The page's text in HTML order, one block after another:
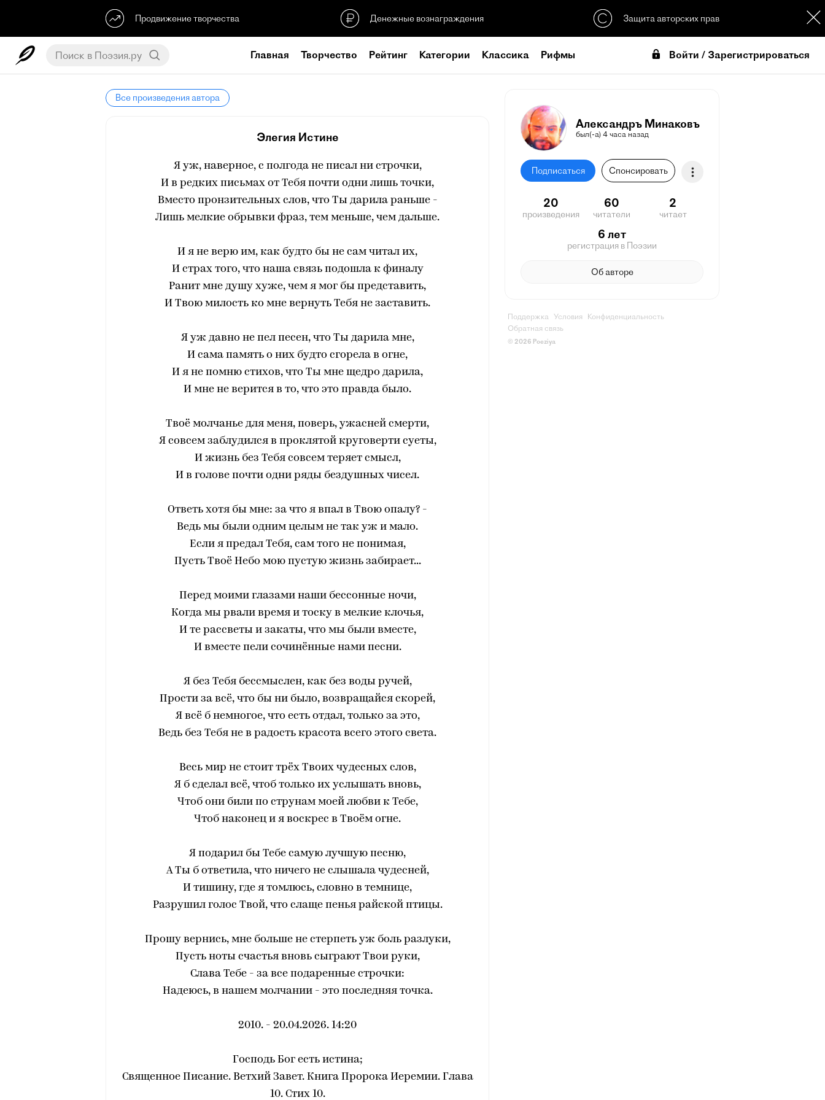
Продвижение творчества Денежные вознаграждения Защита авторских прав
Главная Творчество Рейтинг Категории Классика Рифмы Войти / Зарегистрироваться
Все произведения автора
Элегия Истине
Я уж, наверное, с полгода не писал ни строчки,
И в редких письмах от Тебя почти одни лишь точки,
Вместо пронзительных слов, что Ты дарила раньше -
Лишь мелкие обрывки фраз, тем меньше, чем дальше.
И я не верю им, как будто бы не сам читал их,
И страх того, что наша связь подошла к финалу
Ранит мне душу хуже, чем я мог бы представить,
И Твою милость ко мне вернуть Тебя не заставить.
Я уж давно не пел песен, что Ты дарила мне,
И сама память о них будто сгорела в огне,
И я не помню стихов, что Ты мне щедро дарила,
И мне не верится в то, что это правда было.
Твоё молчанье для меня, поверь, ужасней смерти,
Я совсем заблудился в проклятой круговерти суеты,
И жизнь без Тебя совсем теряет смысл,
И в голове почти одни ряды бездушных чисел.
Ответь хотя бы мне: за что я впал в Твою опалу? -
Ведь мы были одним целым не так уж и мало.
Если я предал Тебя, сам того не понимая,
Пусть Твоё Небо мою пустую жизнь забирает...
Перед моими глазами наши бессонные ночи,
Когда мы рвали время и тоску в мелкие клочья,
И те рассветы и закаты, что мы были вместе,
И вместе пели сочинённые нами песни.
Я без Тебя бессмыслен, как без воды ручей,
Прости за всё, что бы ни было, возвращайся скорей,
Я всё б немногое, что есть отдал, только за это,
Ведь без Тебя не в радость красота всего этого света.
Весь мир не стоит трёх Твоих чудесных слов,
Я б сделал всё, чтоб только их услышать вновь,
Чтоб они били по струнам моей любви к Тебе,
Чтоб наконец и я воскрес в Твоём огне.
Я подарил бы Тебе самую лучшую песню,
А Ты б ответила, что ничего не слышала чудесней,
И тишину, где я томлюсь, словно в темнице,
Разрушил голос Твой, что слаще пенья райской птицы.
Прошу вернись, мне больше не стерпеть уж боль разлуки,
Пусть ноты счастья вновь сыграют Твои руки,
Слава Тебе - за все подаренные строчки:
Надеюсь, в нашем молчании - это последняя точка.
2010. - 20.04.2026. 14:20
Господь Бог есть истина;
Священное Писание. Ветхий Завет. Книга Пророка Иеремии. Глава
10. Стих 10.
Александръ Минаковъ
был(-а) 4 часа назад
Подписаться Спонсировать
20
произведения
60
читатели
2
читает
6 лет
регистрация в Поэзии
Об авторе
Поддержка Условия
Конфиденциальность
Обратная связь
© 2026 Poeziya